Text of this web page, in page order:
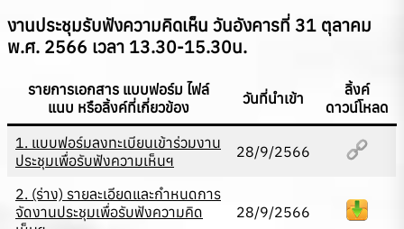
งานประชุมรับฟังความคิดเห็น วันอังคารที่ 31 ตุลาคม
พ.ศ. 2566 เวลา 13.30-15.30น.
รายการเอกสาร แบบฟอร์ม ไฟล์
แนบ หรือลิ้งค์ที่เกี่ยวข้อง
วันที่นำเข้า
ลิ้งค์
ดาวน์โหลด
1. แบบฟอร์มลงทะเบียนเข้าร่วมงาน
ประชุมเพื่อรับฟังความเห็นฯ
28/9/2566
2. (ร่าง) รายละเอียดและกำหนดการ
จัดงานประชุมเพื่อรับฟังความคิด
28/9/2566